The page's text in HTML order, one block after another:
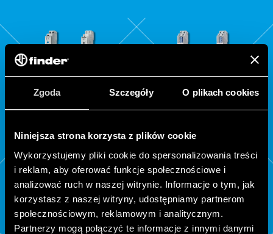
Zgoda Szczegóły O plikach cookies
Niniejsza strona korzysta z plików cookie
Wykorzystujemy pliki cookie do spersonalizowania treści
i reklam, aby oferować funkcje społecznościowe i
analizować ruch w naszej witrynie. Informacje o tym, jak
korzystasz z naszej witryny, udostępniamy partnerom
społecznościowym, reklamowym i analitycznym.
Partnerzy mogą połączyć te informacje z innymi danymi
80
SERIA
81
SERIA